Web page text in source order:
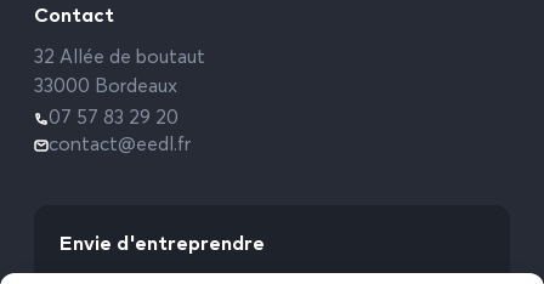
Contact
32 Allée de boutaut
33000 Bordeaux
07 57 83 29 20
contact@eedl.fr
Envie d'entreprendre